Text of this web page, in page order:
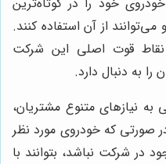
از آن استفاده کنند.
قوت اصلی این شرکت
به دنبال دارد.
به نیازهای متنوع مشتریان،
صورتی که خودروی مورد نظر
در شرکت نباشد، بتوانند با